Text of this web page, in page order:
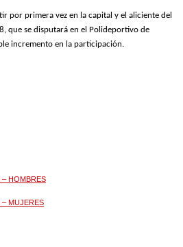
por primera vez en la capital y el aliciente del
que se disputará en el Polideportivo de
incremento en la participación.
HOMBRES
MUJERES